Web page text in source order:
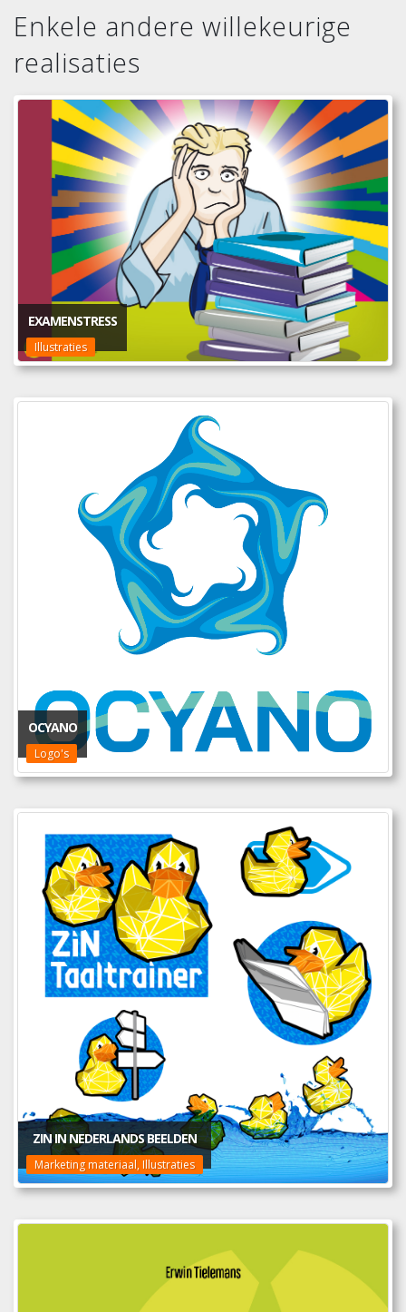
Enkele andere willekeurige
realisaties
EXAMENSTRESS
Illustraties
OCYANO
Logo's
ZIN IN NEDERLANDS BEELDEN
Marketing materiaal, Illustraties